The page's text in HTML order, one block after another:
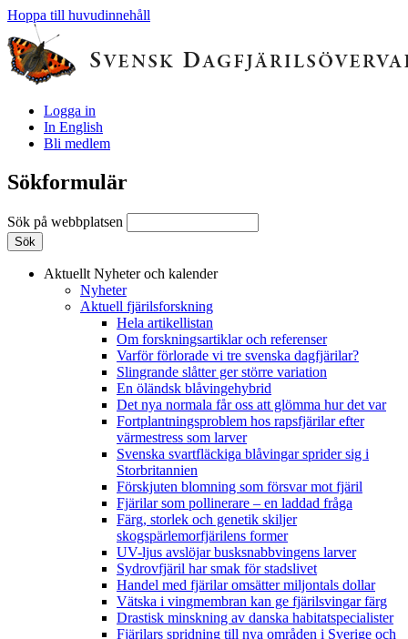
Hoppa till huvudinnehåll
Logga in
In English
Bli medlem
Sökformulär
Sök på webbplatsen
Aktuellt Nyheter och kalender
Nyheter
Aktuell fjärilsforskning
Hela artikellistan
Om forskningsartiklar och referenser
Varför förlorade vi tre svenska dagfjärilar?
Slingrande slåtter ger större variation
En öländsk blåvingehybrid
Det nya normala får oss att glömma hur det var
Fortplantningsproblem hos rapsfjärilar efter
värmestress som larver
Svenska svartfläckiga blåvingar sprider sig i
Storbritannien
Förskjuten blomning som försvar mot fjäril
Fjärilar som pollinerare – en laddad fråga
Färg, storlek och genetik skiljer
skogspärlemorfjärilens former
UV-ljus avslöjar busksnabbvingens larver
Sydrovfjäril har smak för stadslivet
Handel med fjärilar omsätter miljontals dollar
Vätska i vingmembran kan ge fjärilsvingar färg
Drastisk minskning av danska habitatspecialister
Fjärilars spridning till nya områden i Sverige och